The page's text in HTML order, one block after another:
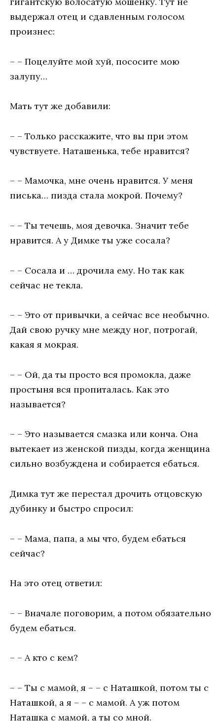
выдержал отец и сдавленным голосом
произнес:
– – Поцелуйте мой хуй, пососите мою
залупу…
Мать тут же добавили:
– – Только расскажите, что вы при этом
чувствуете. Наташенька, тебе нравится?
– – Мамочка, мне очень нравится. У меня
писька… пизда стала мокрой. Почему?
– – Ты течешь, моя девочка. Значит тебе
нравится. А у Димке ты уже сосала?
– – Сосала и … дрочила ему. Но так как
сейчас не текла.
– – Это от привычки, а сейчас все необычно.
Дай свою ручку мне между ног, потрогай,
какая я мокрая.
– – Ой, да ты просто вся промокла, даже
простыня вся пропиталась. Как это
называется?
– – Это называется смазка или конча. Она
вытекает из женской пизды, когда женщина
сильно возбуждена и собирается ебаться.
Димка тут же перестал дрочить отцовскую
дубинку и быстро спросил:
– – Мама, папа, а мы что, будем ебаться
сейчас?
На это отец ответил:
– – Вначале поговорим, а потом обязательно
будем ебаться.
– – А кто с кем?
– – Ты с мамой, я – – с Наташкой, потом ты с
Наташкой, а я – – с мамой. А уж потом
Наташка с мамой, а ты со мной.